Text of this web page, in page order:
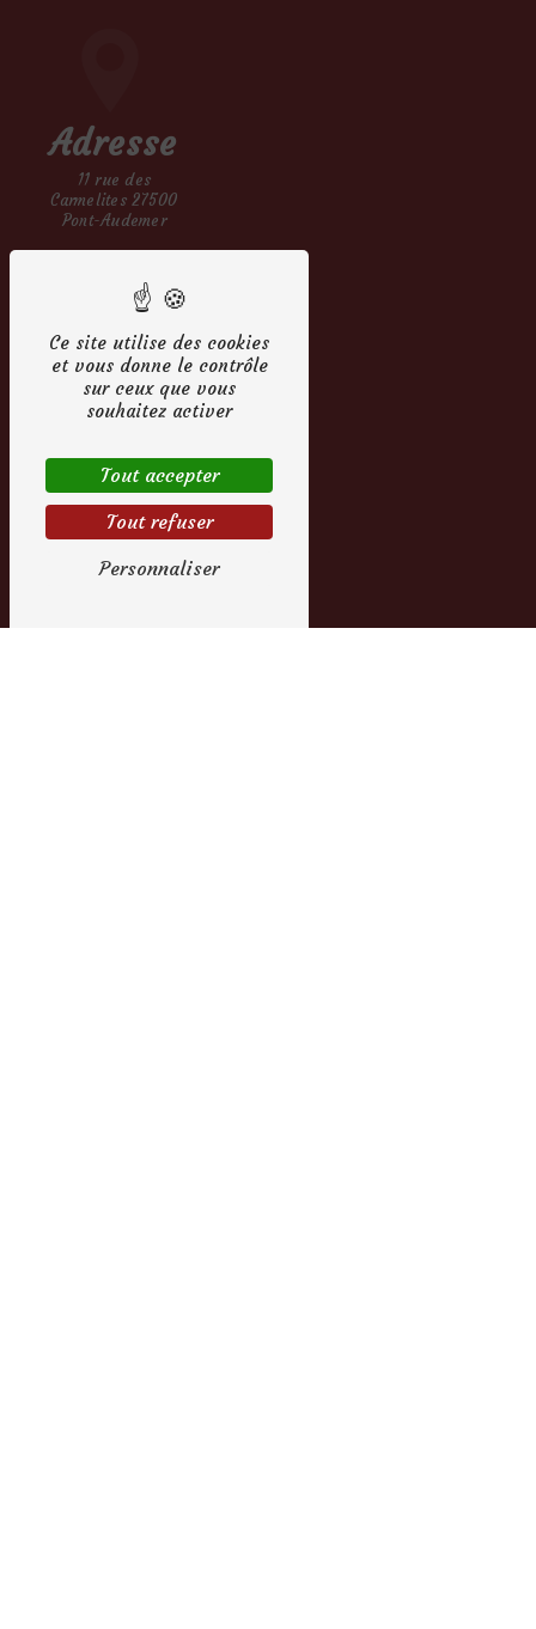
Adresse
11 rue des
Carmelites 27500
Pont-Audemer
Téléphones
02 27 36 99 51
06 42 82 52 93
Ce site utilise des cookies
et vous donne le contrôle
sur ceux que vous
souhaitez activer
Tout accepter
Tout refuser
Personnaliser